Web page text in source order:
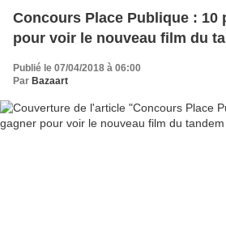
Concours Place Publique : 10
pour voir le nouveau film du
Publié le 07/04/2018 à 06:00
Par Bazaart